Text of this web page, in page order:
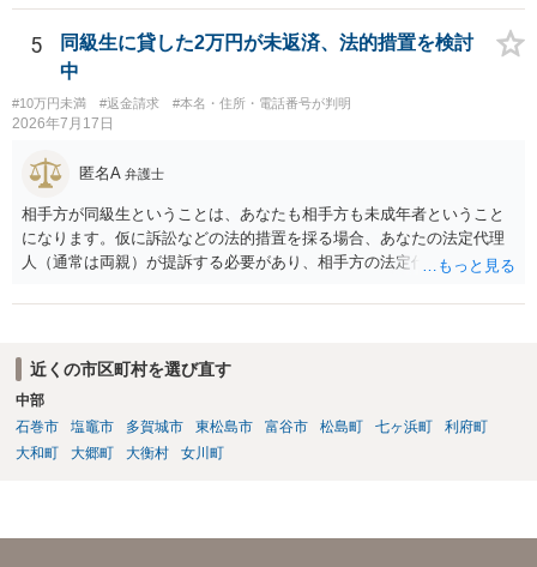
は警察の介入を恐れて逃げた可能性が高いと考えられます。 今後の具
体的な対応は以下の通りです。 ・相手の要求は無視する（1対1のやり
取りで「詐欺か」と聞いただけで名誉毀損は成立しません） ・マイナ
ンバー総合フリーダイヤルへ連絡し、カードの一時停止と再発行手続
きを行う ・万が一に備え、会社には「個人情報を悪用されたトラブル
に巻き込まれた」と事前伝えておく すでに警察へ相談済みとのことで
すので、今後別のアカウントから連絡が来ても一切応じず、警察へ追
加の報告を行ってください。
5
同級生に貸した2万円が未返済、法的措置を検討
中
#10万円未満 #返金請求 #本名・住所・電話番号が判明
2026年7月17日
匿名A 弁護士
相手方が同級生ということは、あなたも相手方も未成年者ということ
になります。仮に訴訟などの法的措置を採る場合、あなたの法定代理
人（通常は両親）が提訴する必要があり、相手方の法定代理人（通常
話し合いで解決した方がよい問題だと思います。
近くの市区町村を選び直す
中部
石巻市
塩竈市 多賀城市 東松島市 富谷市 松島町 七ヶ浜町
利府町
大和町
大郷町 大衡村 女川町